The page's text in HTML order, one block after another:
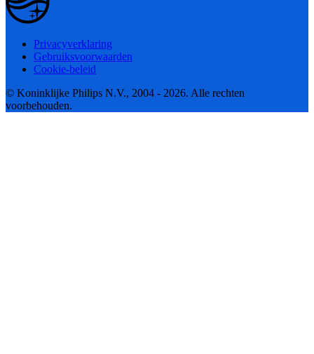
Privacyverklaring
Gebruiksvoorwaarden
Cookie-beleid
© Koninklijke Philips N.V., 2004 - 2026. Alle rechten
voorbehouden.